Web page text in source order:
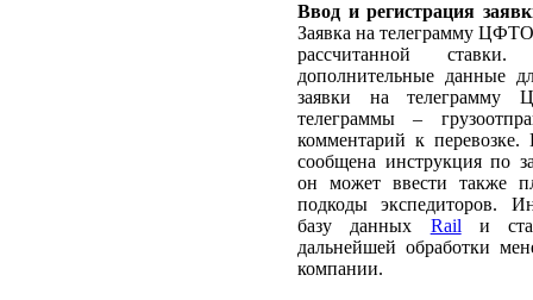
Ввод и регистрация
Заявка на телеграмму ЦФТО
рассчитанной ставки.
дополнительные данные
заявки на телеграмму
телеграммы –
комментарий к
сообщена инструкция по
он может ввести также
подкоды экспедиторов.
базу данных Rail и
дальнейшей обработки
компании.